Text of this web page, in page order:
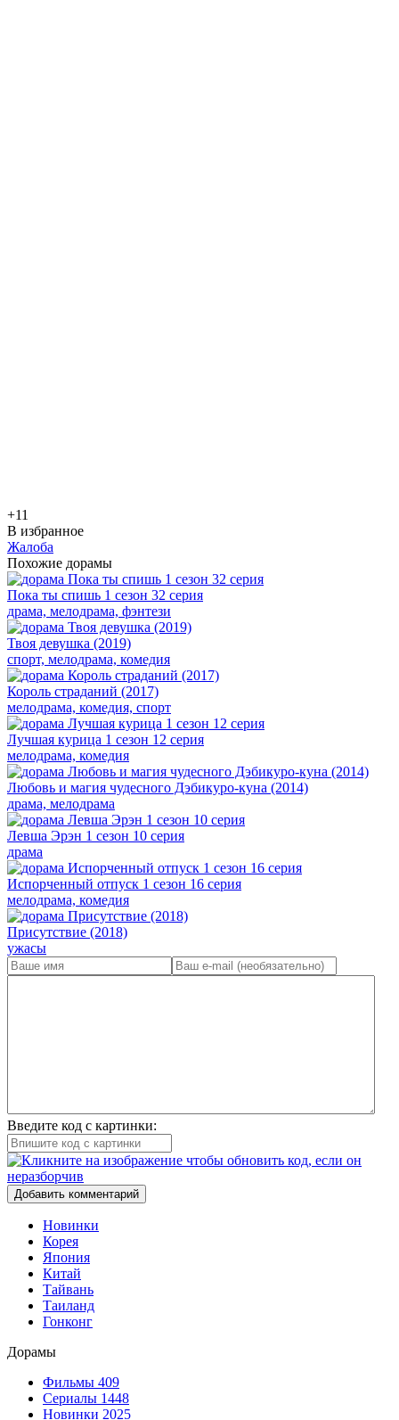
+11
В избранное
Жалоба
Похожие дорамы
Пока ты спишь 1 сезон 32 серия
драма, мелодрама, фэнтези
Твоя девушка (2019)
спорт, мелодрама, комедия
Король страданий (2017)
мелодрама, комедия, спорт
Лучшая курица 1 сезон 12 серия
мелодрама, комедия
Любовь и магия чудесного Дэбикуро-куна (2014)
драма, мелодрама
Левша Эрэн 1 сезон 10 серия
драма
Испорченный отпуск 1 сезон 16 серия
мелодрама, комедия
Присутствие (2018)
ужасы
Введите код с картинки:
Добавить комментарий
Новинки
Корея
Япония
Китай
Тайвань
Таиланд
Гонконг
Дорамы
Фильмы 409
Сериалы 1448
Новинки 2025